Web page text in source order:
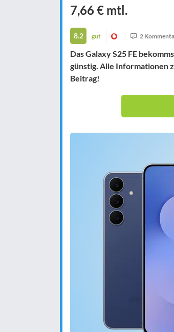
7,66 € mtl.
8.2 gut 2
Das Galaxy S25 FE
günstig. Alle Informationen
Beitrag!